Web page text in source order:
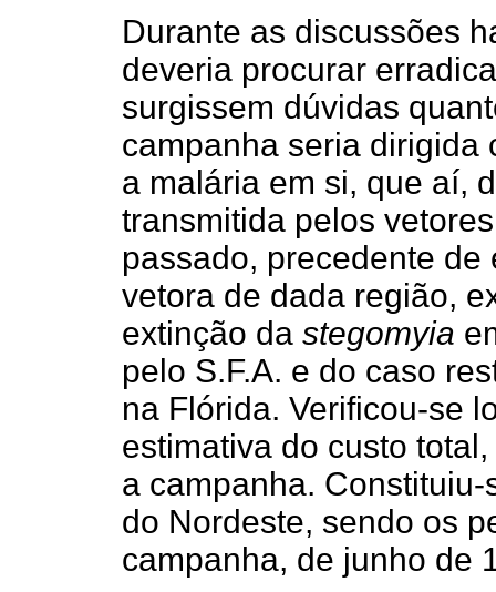
Durante as discussões
deveria procurar
surgissem dúvidas
campanha seria dirigida
a malária em si, que aí,
transmitida pelos
passado, precedente
vetora de dada região,
extinção da stegomyia
pelo S.F.A. e do caso
na Flórida. Verificou-se
estimativa do custo
a campanha.
do Nordeste, sendo os
campanha, de junho de